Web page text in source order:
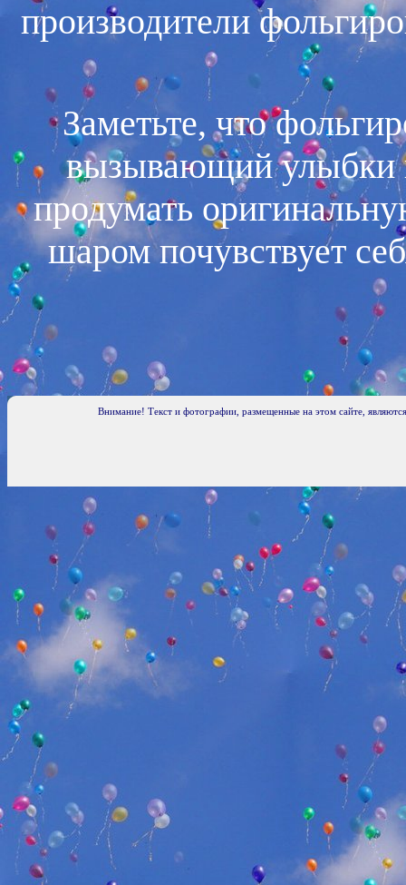
производители
Заметьте, что
вызывающий улыбки
продумать
шаром почувствует
Внимание! Текст и фотографии, размещенные на этом сайте,